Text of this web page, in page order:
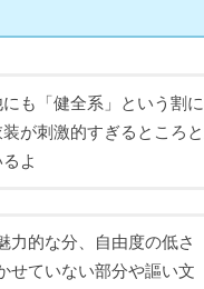
にも「健全系」という割
装が刺激的すぎるところ
よ
力的な分、自由度の低さ
せていない部分や謳い文